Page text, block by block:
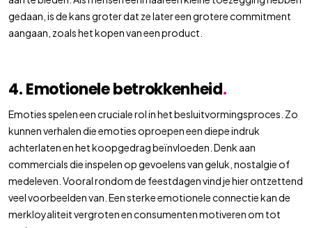
gedaan, is de kans groter dat ze later een grotere commitment
aangaan, zoals het kopen van een product.
4. Emotionele betrokkenheid.
Emoties spelen een cruciale rol in het besluitvormingsproces. Zo
kunnen verhalen die emoties oproepen een diepe indruk
achterlaten en het koopgedrag beïnvloeden. Denk aan
commercials die inspelen op gevoelens van geluk, nostalgie of
medeleven. Vooral rondom de feestdagen vind je hier ontzettend
veel voorbeelden van. Een sterke emotionele connectie kan de
merkloyaliteit vergroten en consumenten motiveren om tot